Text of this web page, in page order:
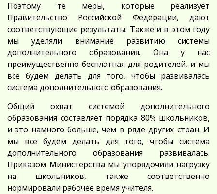
Поэтому те меры, которые реализует
Правительство Российской Федерации, дают
соответствующие результаты. Также и в этом году
мы уделяли внимание развитию системы
дополнительного образования. Она у нас
преимущественно бесплатная для родителей, и мы
все будем делать для того, чтобы развивалась
система дополнительного образования.
Общий охват системой дополнительного
образования составляет порядка 80% школьников,
и это намного больше, чем в ряде других стран. И
мы все будем делать для того, чтобы система
дополнительного образования развивалась.
Приказом Министерства мы упорядочили нагрузку
на школьников, также соответственно
нормировали рабочее время учителя.